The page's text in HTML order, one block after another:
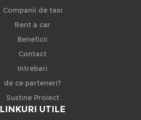
Companii de taxi
Rent a car
Beneficii
Contact
Intrebari
de ce parteneri?
Sustine Proiect
LINKURI UTILE